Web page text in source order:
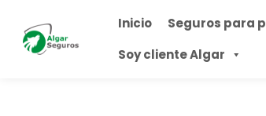
Inicio Seguros para
Soy cliente Algar